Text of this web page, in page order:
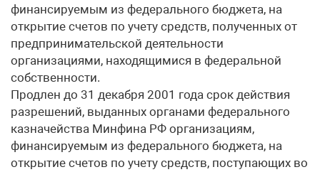
финансируемым из федерального бюджета, на
открытие счетов по учету средств, полученных от
предпринимательской деятельности
организациями, находящимися в федеральной
собственности.
Продлен до 31 декабря 2001 года срок действия
разрешений, выданных органами федерального
казначейства Минфина РФ организациям,
финансируемым из федерального бюджета, на
открытие счетов по учету средств, поступающих во